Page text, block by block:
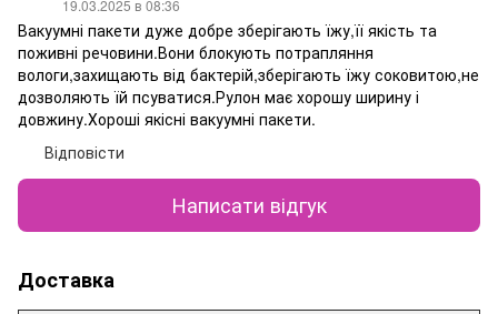
19.03.2025 в 08:36
Вакуумні пакети дуже добре зберігають їжу,її якість та
поживні речовини.Вони блокують потрапляння
вологи,захищають від бактерій,зберігають їжу соковитою,не
дозволяють їй псуватися.Рулон має хорошу ширину і
довжину.Хороші якісні вакуумні пакети.
Відповісти
Написати відгук
Доставка